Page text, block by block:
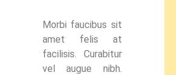
Morbi faucibus sit
amet felis at
facilisis. Curabitur
vel augue nibh.